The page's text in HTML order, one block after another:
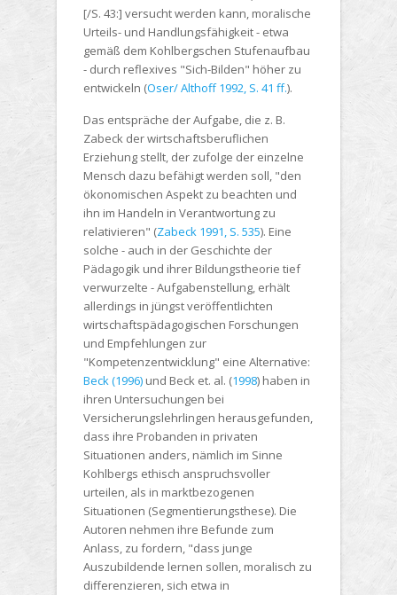
[/S. 43:] versucht werden kann, moralische
Urteils- und Handlungsfähigkeit - etwa
gemäß dem Kohlbergschen Stufenaufbau
- durch reflexives "Sich-Bilden" höher zu
entwickeln (Oser/ Althoff 1992, S. 41 ff.).
Das entspräche der Aufgabe, die z. B.
Zabeck der wirtschaftsberuflichen
Erziehung stellt, der zufolge der einzelne
Mensch dazu befähigt werden soll, "den
ökonomischen Aspekt zu beachten und
ihn im Handeln in Verantwortung zu
relativieren" (Zabeck 1991, S. 535). Eine
solche - auch in der Geschichte der
Pädagogik und ihrer Bildungstheorie tief
verwurzelte - Aufgabenstellung, erhält
allerdings in jüngst veröffentlichten
wirtschaftspädagogischen Forschungen
und Empfehlungen zur
"Kompetenzentwicklung" eine Alternative:
Beck (1996) und Beck et. al. (1998) haben in
ihren Untersuchungen bei
Versicherungslehrlingen herausgefunden,
dass ihre Probanden in privaten
Situationen anders, nämlich im Sinne
Kohlbergs ethisch anspruchsvoller
urteilen, als in marktbezogenen
Situationen (Segmentierungsthese). Die
Autoren nehmen ihre Befunde zum
Anlass, zu fordern, "dass junge
Auszubildende lernen sollen, moralisch zu
differenzieren, sich etwa in